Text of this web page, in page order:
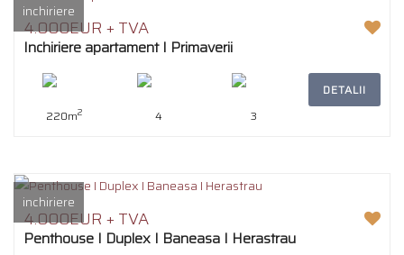
inchiriere
4.000EUR + TVA
Inchiriere apartament I Primaverii
220m2 4 3
DETALII
inchiriere
4.000EUR + TVA
Penthouse I Duplex I Baneasa I Herastrau